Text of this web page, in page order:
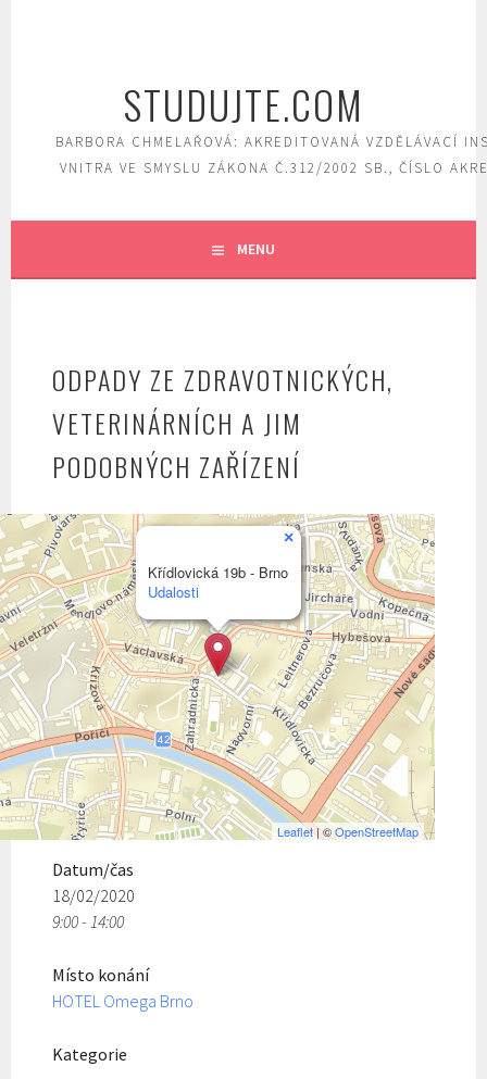
STUDUJTE.COM
BARBORA CHMELAŘOVÁ: AKREDITOVANÁ VZDĚLÁVACÍ
VNITRA VE SMYSLU ZÁKONA Č.312/2002 SB., ČÍSLO
MENU
ODPADY ZE ZDRAVOTNICKÝCH,
VETERINÁRNÍCH A JIM
PODOBNÝCH ZAŘÍZENÍ
Křídlovická 19b - Brno
Udalosti
×
Leaflet| ©OpenStreetMap
Datum/čas
18/02/2020
9:00 - 14:00
Místo konání
HOTEL Omega Brno
Kategorie